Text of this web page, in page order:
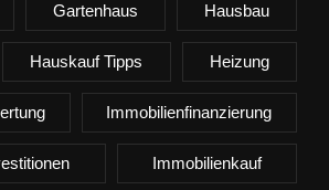
Gartenhaus Hausbau
Hauskauf Tipps Heizung
Immobilienfinanzierung
Immobilienkauf